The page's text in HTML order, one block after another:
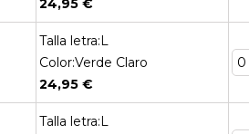
24,95 €
Talla letra:L
Color:Verde Claro
24,95 €
Talla letra:L